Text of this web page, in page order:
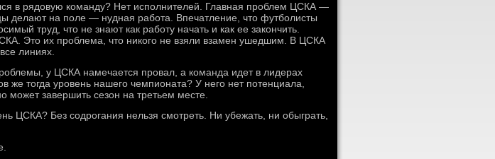
в рядовую команду? Нет исполнителей. Главная проблем ЦСКА —
делают на поле — нудная работа. Впечатление, что футболисты
труд, что не знают как работу начать и как ее закончить.
Это их проблема, что никого не взяли взамен ушедшим. В ЦСКА
линиях.
у ЦСКА намечается провал, а команда идет в лидерах
же тогда уровень нашего чемпионата? У него нет потенциала,
может завершить сезон на третьем месте.
ЦСКА? Без содрогания нельзя смотреть. Ни убежать, ни обыграть,